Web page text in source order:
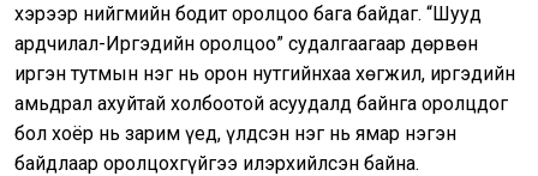
хэрээр нийгмийн бодит оролцоо бага байдаг. “Шууд
ардчилал-Иргэдийн оролцоо” судалгаагаар дөрвөн
иргэн тутмын нэг нь орон нутгийнхаа хөгжил, иргэдийн
амьдрал ахуйтай холбоотой асуудалд байнга оролцдог
бол хоёр нь зарим үед, үлдсэн нэг нь ямар нэгэн
байдлаар оролцохгүйгээ илэрхийлсэн байна.